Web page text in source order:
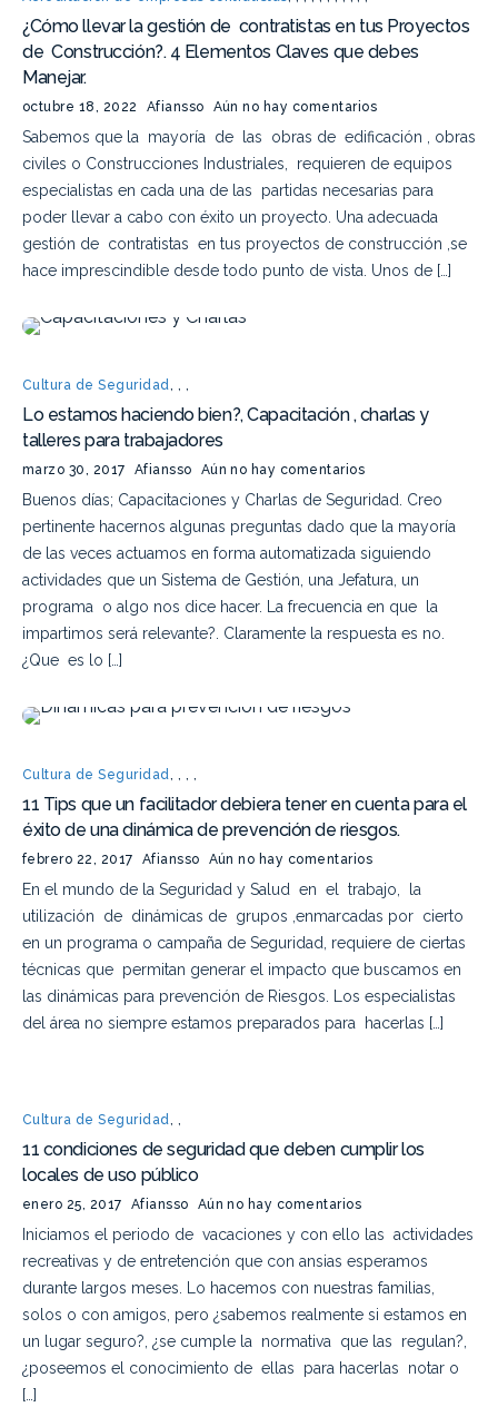
¿Cómo llevar la gestión de contratistas en tus Proyectos
de Construcción?. 4 Elementos Claves que debes
Manejar.
octubre 18, 2022 Afiansso Aún no hay comentarios
Sabemos que la mayoría de las obras de edificación , obras
civiles o Construcciones Industriales, requieren de equipos
especialistas en cada una de las partidas necesarias para
poder llevar a cabo con éxito un proyecto. Una adecuada
gestión de contratistas en tus proyectos de construcción ,se
hace imprescindible desde todo punto de vista. Unos de […]
Cultura de Seguridad
Lo estamos haciendo bien?, Capacitación , charlas y
talleres para trabajadores
marzo 30, 2017 Afiansso Aún no hay comentarios
Buenos días; Capacitaciones y Charlas de Seguridad. Creo
pertinente hacernos algunas preguntas dado que la mayoría
de las veces actuamos en forma automatizada siguiendo
actividades que un Sistema de Gestión, una Jefatura, un
programa o algo nos dice hacer. La frecuencia en que la
impartimos será relevante?. Claramente la respuesta es no.
¿Que es lo […]
Cultura de Seguridad
11 Tips que un facilitador debiera tener en cuenta para el
éxito de una dinámica de prevención de riesgos.
febrero 22, 2017 Afiansso Aún no hay comentarios
En el mundo de la Seguridad y Salud en el trabajo, la
utilización de dinámicas de grupos ,enmarcadas por cierto
en un programa o campaña de Seguridad, requiere de ciertas
técnicas que permitan generar el impacto que buscamos en
las dinámicas para prevención de Riesgos. Los especialistas
del área no siempre estamos preparados para hacerlas […]
Cultura de Seguridad, ,
11 condiciones de seguridad que deben cumplir los
locales de uso público
enero 25, 2017 Afiansso Aún no hay comentarios
Iniciamos el periodo de vacaciones y con ello las actividades
recreativas y de entretención que con ansias esperamos
durante largos meses. Lo hacemos con nuestras familias,
solos o con amigos, pero ¿sabemos realmente si estamos en
un lugar seguro?, ¿se cumple la normativa que las regulan?,
¿poseemos el conocimiento de ellas para hacerlas notar o
[…]